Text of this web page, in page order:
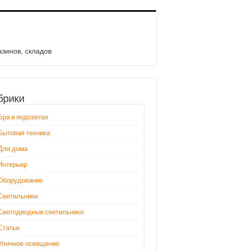
складов
и подсветки
техника
дома
светильники
освещение